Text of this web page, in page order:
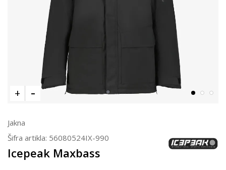
Jakna
Šifra artikla: 56080524IX-990
Icepeak Maxbass